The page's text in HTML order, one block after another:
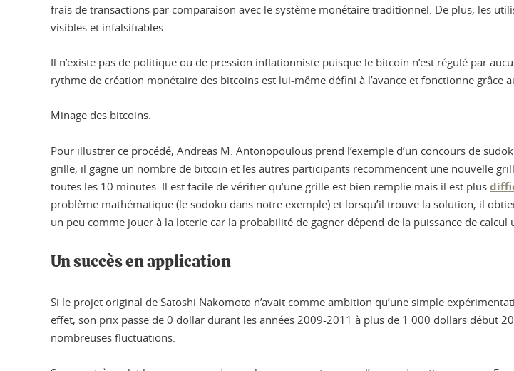
frais de transactions par comparaison avec le système monétaire traditionnel. De plus, les
visibles et infalsifiables.
Il n’existe pas de politique ou de pression inflationniste puisque le bitcoin n’est régulé par
rythme de création monétaire des bitcoins est lui-même défini à l’avance et fonctionne grâce
Minage des bitcoins.
Pour illustrer ce procédé, Andreas M. Antonopoulous prend l’exemple d’un concours de
grille, il gagne un nombre de bitcoin et les autres participants recommencent une nouvelle
toutes les 10 minutes. Il est facile de vérifier qu’une grille est bien remplie mais il est plus
problème mathématique (le sodoku dans notre exemple) et lorsqu’il trouve la solution, il
un peu comme jouer à la loterie car la probabilité de gagner dépend de la puissance de
Un succès en application
Si le projet original de Satoshi Nakomoto n’avait comme ambition qu’une simple
effet, son prix passe de 0 dollar durant les années 2009-2011 à plus de 1 000 dollars début
nombreuses fluctuations.